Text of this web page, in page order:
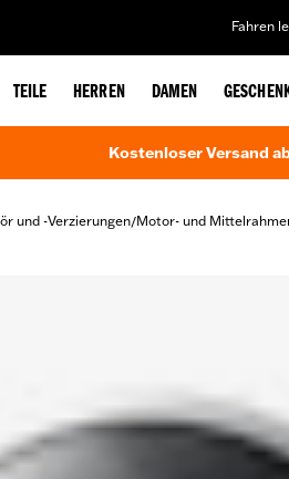
Fahren
TEILE HERREN DAMEN
Kostenloser Versand
und -Verzierungen/Motor- und